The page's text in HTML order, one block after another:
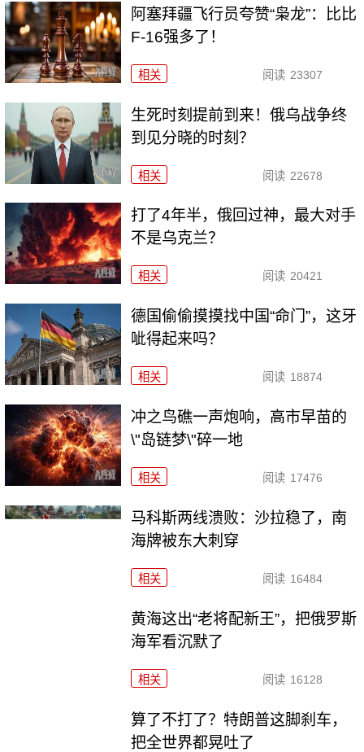
阿塞拜疆飞行员夸赞“枭龙”：比比
F-16强多了！
相关 阅读 23307
生死时刻提前到来！俄乌战争终
到见分晓的时刻？
相关 阅读 22678
打了4年半，俄回过神，最大对手
不是乌克兰？
相关 阅读 20421
德国偷偷摸摸找中国“命门”，这牙
呲得起来吗？
相关 阅读 18874
冲之鸟礁一声炮响，高市早苗的
\"岛链梦\"碎一地
相关 阅读 17476
马科斯两线溃败：沙拉稳了，南
海牌被东大刺穿
相关 阅读 16484
黄海这出“老将配新王”，把俄罗斯
海军看沉默了
相关 阅读 16128
算了不打了？特朗普这脚刹车，
把全世界都晃吐了